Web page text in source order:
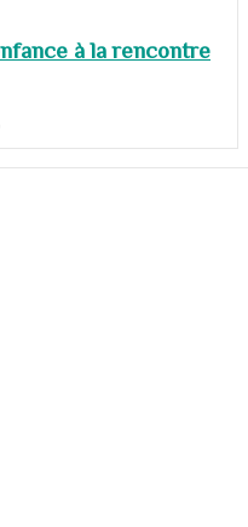
à la rencontre